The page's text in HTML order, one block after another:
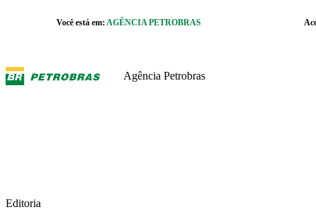
Você está em: AGÊNCIA PETROBRAS
Agência Petrobras
Editoria
caixa de cookies